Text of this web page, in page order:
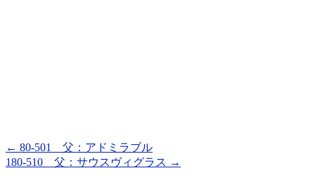
← 80-501 父：アドミラブル
180-510 父：サウスヴィグラス →